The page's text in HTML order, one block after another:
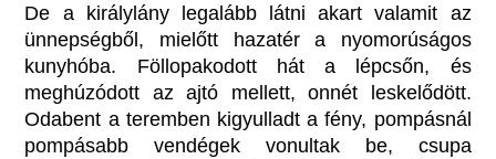
De a királylány legalább látni akart valamit az
ünnepségből, mielőtt hazatér a nyomorúságos
kunyhóba. Föllopakodott hát a lépcsőn, és
meghúzódott az ajtó mellett, onnét leskelődött.
Odabent a teremben kigyulladt a fény, pompásnál
pompásabb vendégek vonultak be, csupa